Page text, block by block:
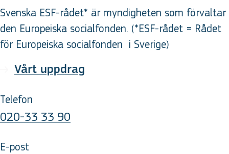
Svenska ESF-rådet* är myndigheten som förvaltar
den Europeiska socialfonden. (*ESF-rådet = Rådet
för Europeiska socialfonden i Sverige)
Vårt uppdrag
Telefon
020-33 33 90
E-post